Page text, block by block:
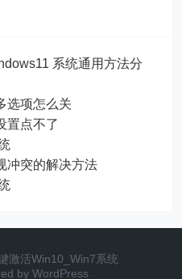
系统通用方法分
选项怎么关
置点不了
冲突的解决方法
激活Win10_Win7系统
by WordPress